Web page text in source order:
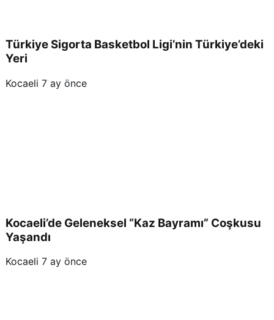
Türkiye Sigorta Basketbol Ligi’nin Türkiye’deki
Yeri
Kocaeli 7 ay önce
Kocaeli’de Geleneksel “Kaz Bayramı” Coşkusu
Yaşandı
Kocaeli 7 ay önce